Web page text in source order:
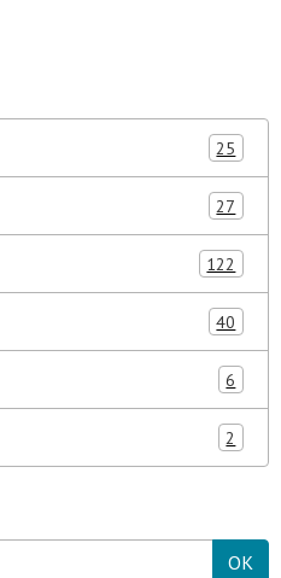
25
27
122
40
6
2
OK